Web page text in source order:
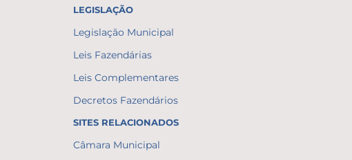
LEGISLAÇÃO
Legislação Municipal
Leis Fazendárias
Leis Complementares
Decretos Fazendários
SITES RELACIONADOS
Câmara Municipal